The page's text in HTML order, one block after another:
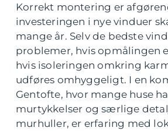
Korrekt montering er
investeringen i nye vinduer
mange år. Selv de bedste
problemer, hvis opmålingen
hvis isoleringen omkring
udføres omhyggeligt. I en
Gentofte, hvor mange huse
murtykkelser og særlige
murhuller, er erfaring med